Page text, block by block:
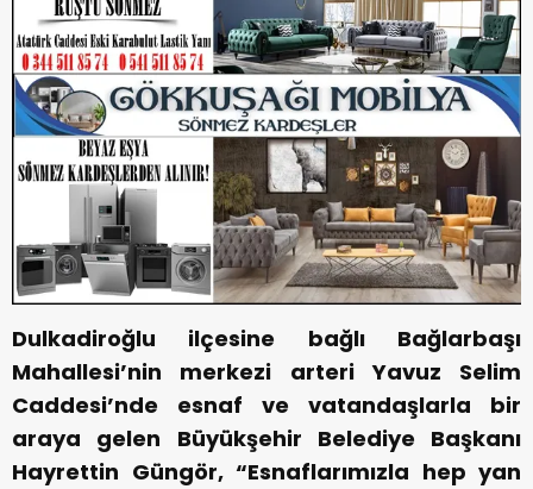
Dulkadiroğlu ilçesine bağlı Bağlarbaşı
Mahallesi’nin merkezi arteri Yavuz Selim
Caddesi’nde esnaf ve vatandaşlarla bir
araya gelen Büyükşehir Belediye Başkanı
Hayrettin Güngör, “Esnaflarımızla hep yan